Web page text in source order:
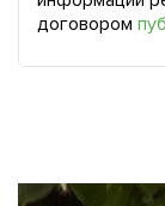
договором